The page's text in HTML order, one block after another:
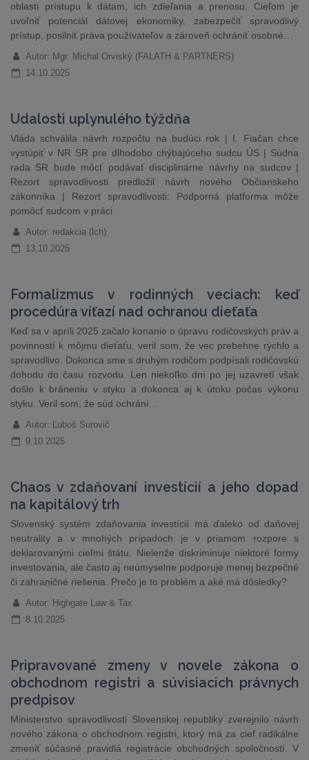
oblasti prístupu k dátam, ich zdieľania a prenosu. Cieľom je
uvoľniť potenciál dátovej ekonomiky, zabezpečiť spravodlivý
prístup, posilniť práva používateľov a zároveň ochrániť osobné…
Autor: Mgr. Michal Orviský (FALATH & PARTNERS)
14.10.2025
Udalosti uplynulého týždňa
Vláda schválila návrh rozpočtu na budúci rok | I. Fiačan chce
vystúpiť v NR SR pre dlhodobo chýbajúceho sudcu ÚS | Súdna
rada SR bude môcť podávať disciplinárne návrhy na sudcov |
Rezort spravodlivosti predložil návrh nového Občianskeho
zákonníka | Rezort spravodlivosti: Podporná platforma môže
pomôcť sudcom v práci
Autor: redakcia (lch)
13.10.2025
Formalizmus v rodinných veciach: keď
procedúra víťazí nad ochranou dieťaťa
Keď sa v apríli 2025 začalo konanie o úpravu rodičovských práv a
povinností k môjmu dieťaťu, veril som, že vec prebehne rýchlo a
spravodlivo. Dokonca sme s druhým rodičom podpísali rodičovskú
dohodu do času rozvodu. Len niekoľko dní po jej uzavretí však
došlo k bráneniu v styku a dokonca aj k útoku počas výkonu
styku. Veril som, že súd ochráni…
Autor: Ľuboš Surovič
9.10.2025
Chaos v zdaňovaní investícií a jeho dopad
na kapitálový trh
Slovenský systém zdaňovania investícií má ďaleko od daňovej
neutrality a v mnohých prípadoch je v priamom rozpore s
deklarovanými cieľmi štátu. Nielenže diskriminuje niektoré formy
investovania, ale často aj neúmyselne podporuje menej bezpečné
či zahraničné riešenia. Prečo je to problém a aké má dôsledky?
Autor: Highgate Law & Tax
8.10.2025
Pripravované zmeny v novele zákona o
obchodnom registri a súvisiacich právnych
predpisov
Ministerstvo spravodlivosti Slovenskej republiky zverejnilo návrh
nového zákona o obchodnom registri, ktorý má za cieľ radikálne
zmeniť súčasné pravidlá registrácie obchodných spoločností. V